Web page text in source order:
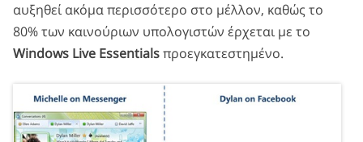
αυξηθεί ακόμα περισσότερο στο μέλλον, καθώς το
80% των καινούριων υπολογιστών έρχεται με το
Windows Live Essentialsπροεγκατεστημένο.